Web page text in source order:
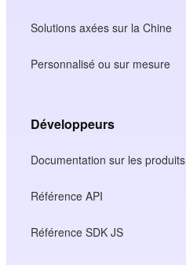
Solutions axées sur la Chine
Personnalisé ou sur mesure
Développeurs
Documentation sur les produits
Référence API
Référence SDK JS